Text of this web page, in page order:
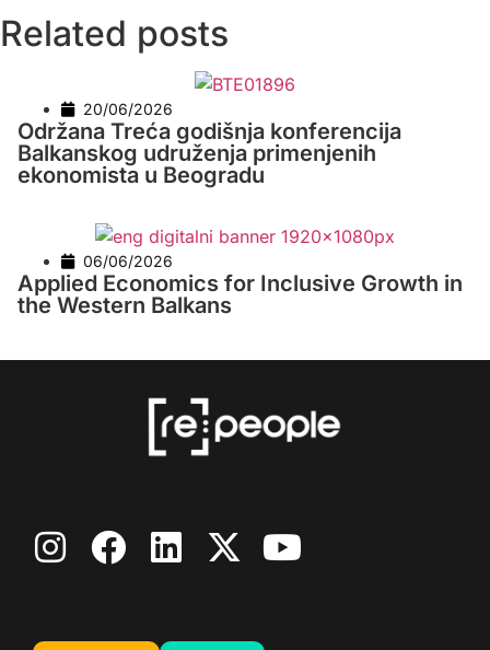
Related posts
20/06/2026
Održana Treća godišnja konferencija
Balkanskog udruženja primenjenih
ekonomista u Beogradu
06/06/2026
Applied Economics for Inclusive Growth in
the Western Balkans